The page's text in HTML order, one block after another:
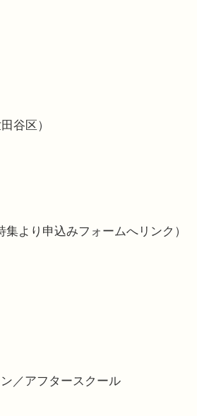
谷区）
より申込みフォームへリンク）
／アフタースクール